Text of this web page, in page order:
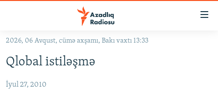
Əsas
qayıt
naviqasiyaya
#İZAHLA
KORRUPSIOMETR
2026, 06 Avqust, cümə axşamı, Bakı vaxtı 13:33
Qlobal istiləşmə
İyul 27, 2010